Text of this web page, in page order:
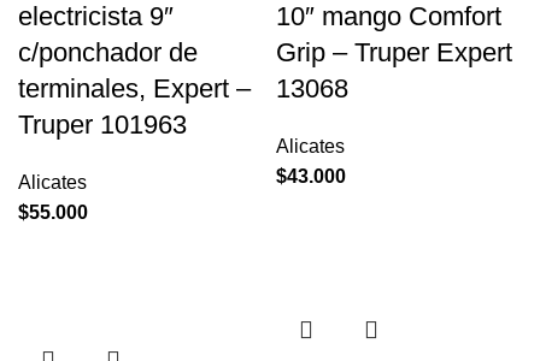
electricista 9″
c/ponchador de
terminales, Expert –
Truper 101963
Alicates
$55.000
10″ mango Comfort
Grip – Truper Expert
13068
Alicates
$43.000